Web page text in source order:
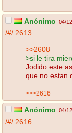
Anónimo 04/
/#/ 2613
>>2608
>si le tira
Jodido este
que no estan
>>>2616
Anónimo 04/
/#/ 2616